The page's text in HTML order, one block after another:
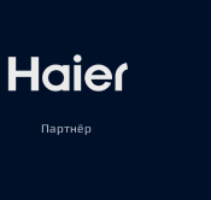
Партнёр